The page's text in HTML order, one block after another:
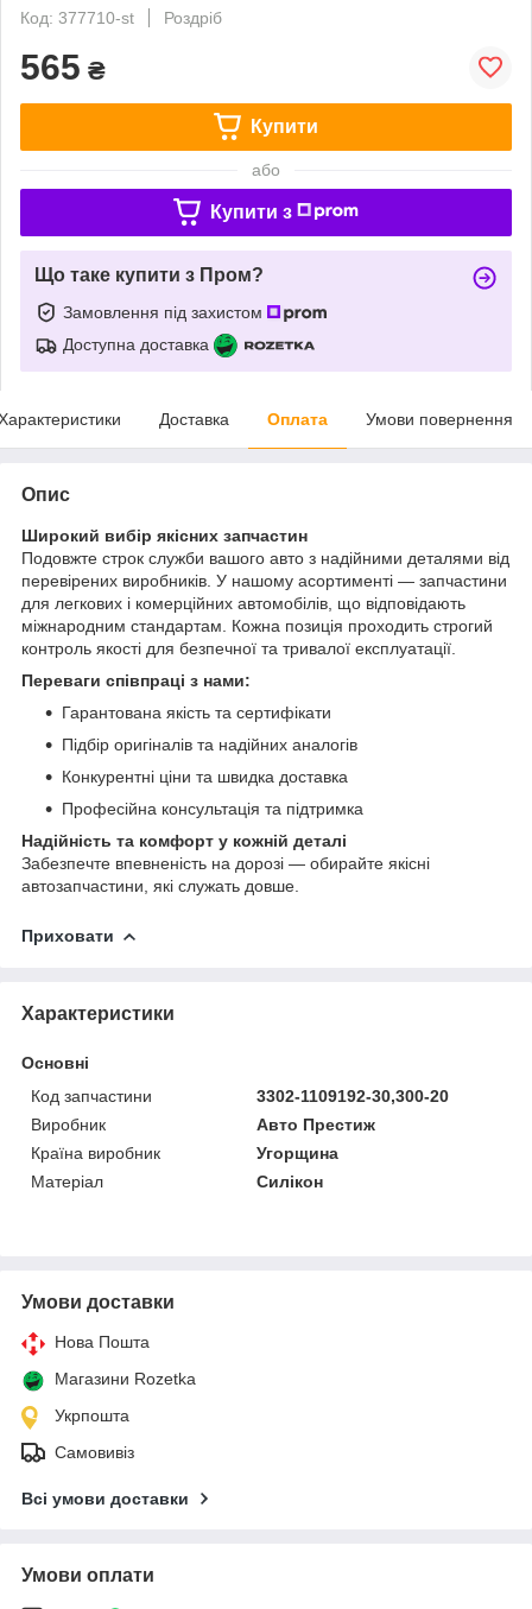
Код: 377710-st
Роздріб
565 ₴
Купити
або
Купити з
Що таке купити з Пром?
Замовлення під захистом
Доступна доставка
Доставка Оплата Умови повернення
Опис
Широкий вибір якісних запчастин
Подовжте строк служби вашого авто з надійними деталями від
перевірених виробників. У нашому асортименті — запчастини
для легкових і комерційних автомобілів, що відповідають
міжнародним стандартам. Кожна позиція проходить строгий
контроль якості для безпечної та тривалої експлуатації.
Переваги співпраці з нами:
Гарантована якість та сертифікати
Підбір оригіналів та надійних аналогів
Конкурентні ціни та швидка доставка
Професійна консультація та підтримка
Надійність та комфорт у кожній деталі
Забезпечте впевненість на дорозі — обирайте якісні
автозапчастини, які служать довше.
Приховати
Характеристики
Основні
Код запчастини
3302-1109192-30,300-20
Виробник
Авто Престиж
Країна виробник
Угорщина
Матеріал
Силікон
Умови доставки
Нова Пошта
Магазини Rozetka
Укрпошта
Самовивіз
Всі умови доставки
Умови оплати